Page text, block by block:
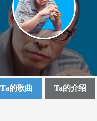
Ta的歌曲 Ta的介绍